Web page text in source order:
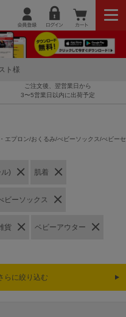
ト様
ご注文後、翌営業日から
3〜5営業日以内に出荷予定
エプロン/おくるみ/べビーソックス/べビーセ
) 肌着
ビーソックス
貨 ベビーアウター
らに絞り込む